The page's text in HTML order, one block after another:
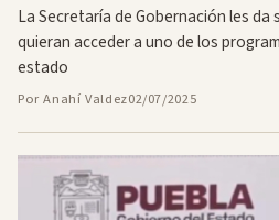
La Secretaría de Gobernación les
quieran acceder a uno de los
estado
Por Anahí Valdez02/07/2025